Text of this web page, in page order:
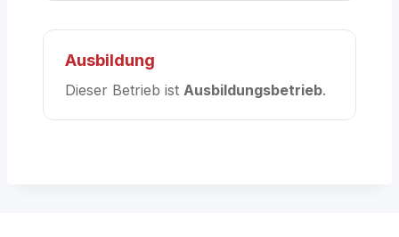
Ausbildung
Dieser Betrieb ist Ausbildungsbetrieb.